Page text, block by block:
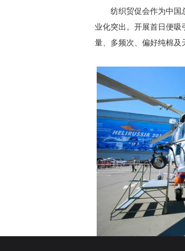
纺织贸促会作为中国
业化突出。开展首日便
量、多频次、偏好纯棉及